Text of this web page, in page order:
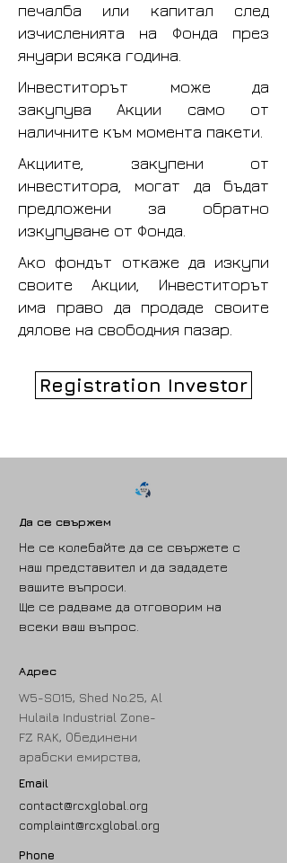
печалба или капитал след
изчисленията на Фонда през
януари всяка година.
Инвеститорът може да
закупува Акции само от
наличните към момента пакети.
Акциите, закупени от
инвеститора, могат да бъдат
предложени за обратно
изкупуване от Фонда.
Ако фондът откаже да изкупи
своите Акции, Инвеститорът
има право да продаде своите
дялове на свободния пазар.
Registration Investor
Да се свържем
Не се колебайте да се свържете с
наш представител и да зададете
вашите въпроси.
Ще се радваме да отговорим на
всеки ваш въпрос.
Адрес
W5-SO15, Shed No.25, Al
Hulaila Industrial Zone-
FZ RAK, Обединени
арабски емирства,
Email
contact@rcxglobal.org
complaint@rcxglobal.org
Phone